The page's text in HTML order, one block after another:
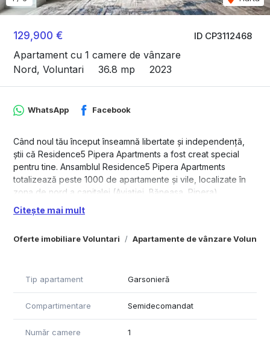
ID CP3112468
129,900 €
Apartament cu 1 camere de vânzare
Nord, Voluntari
36.8 mp 2023
Oferte imobiliare Voluntari Apartamente de vânzare Voluntari
WhatsApp Facebook
Când noul tău început înseamnă libertate și independență,
știi că Residence5 Pipera Apartments a fost creat special
pentru tine. Ansamblul Residence5 Pipera Apartments
totalizează peste 1000 de apartamente şi vile, localizate în
zona de nord a capitalei (Aviaţiei, Băneasa, Pipera).
Oferim spre vânzare garsonieră cu o suprafaţă construită de
hol şi baie, situat la etajul 6.
ansamblului, restul fiind destinat spaţiilor verzi, aleilor de
promenadă şi locurilor de joacă:
verzi şi locuri de joacă, care te vor ajuta să te relaxezi după
Citește mai mult
Tip apartament Garsonieră
Compartimentare Semidecomandat
Număr camere 1